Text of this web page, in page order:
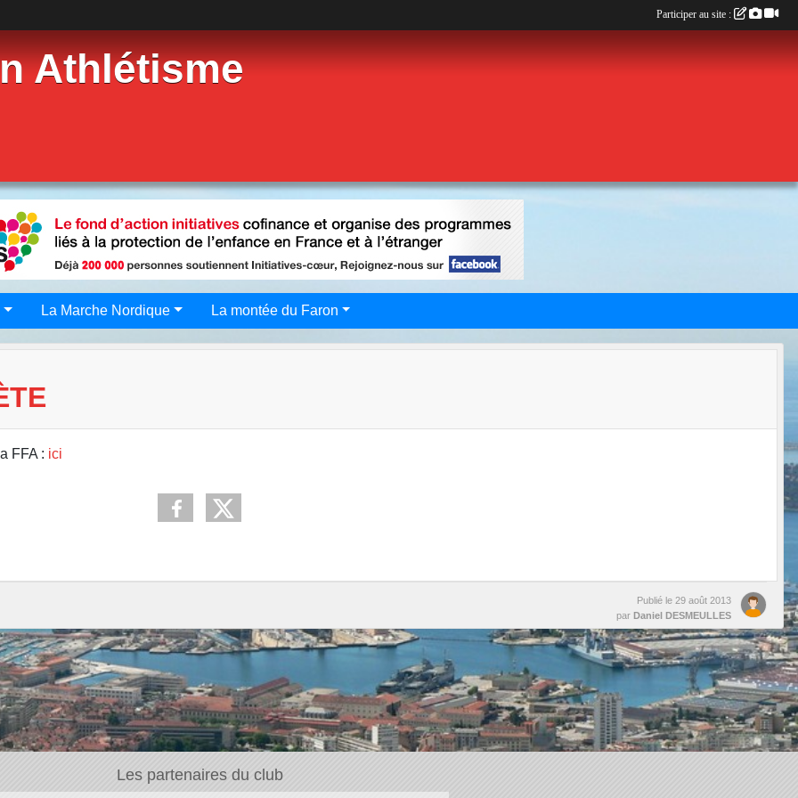
Athlétisme
La Marche Nordique La montée du Faron
FFA : ici
Publié le 29 août 2013
par Daniel DESMEULLES
Les partenaires du club
Participer au site :